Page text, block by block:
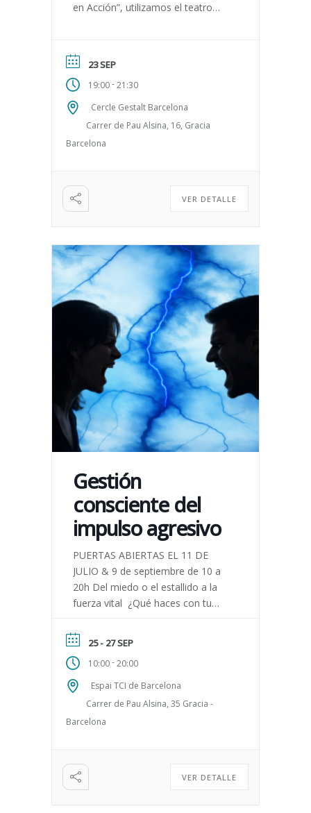
en Acción”, utilizamos el teatro
personal. El […]
23 SEP
19:00-21:30
Cercle Gestalt Barcelona
Carrer de Pau Alsina, 16, Gracia
Barcelona
VER DETALLE
Gestión
consciente del
impulso agresivo
PUERTAS ABIERTAS EL 11 DE
JULIO & 9 de septiembre de 10 a
20h Del miedo o el estallido a la
fuerza vital ¿Qué haces con tu
25 - 27 SEP
10:00-20:00
Espai TCI de Barcelona
Carrer de Pau Alsina, 35 Gracia -
Barcelona
VER DETALLE